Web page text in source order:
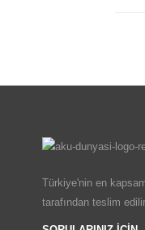
Türkiye'nin en
tarafından teslim